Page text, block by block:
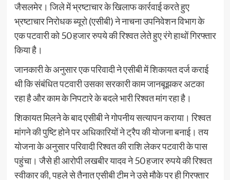
जैसलमेर। जिले में भ्रष्टाचार के खिलाफ कार्रवाई करते हुए
भ्रष्टाचार निरोधक ब्यूरो (एसीबी) ने नाचना उपनिवेशन विभाग के
एक पटवारी को 50 हजार रुपये की रिश्वत लेते हुए रंगे हाथों गिरफ्तार
किया है।
जानकारी के अनुसार एक परिवादी ने एसीबी में शिकायत दर्ज कराई
थी कि संबंधित पटवारी उसका सरकारी काम जानबूझकर अटका
रहा है और काम के निपटारे के बदले भारी रिश्वत मांग रहा है।
शिकायत मिलने के बाद एसीबी ने गोपनीय सत्यापन कराया। रिश्वत
मांगने की पुष्टि होने पर अधिकारियों ने ट्रैप की योजना बनाई। तय
योजना के अनुसार परिवादी रिश्वत की राशि लेकर पटवारी के पास
पहुंचा। जैसे ही आरोपी लखबीर यादव ने 50 हजार रुपये की रिश्वत
स्वीकार की, पहले से तैनात एसीबी टीम ने उसे मौके पर ही गिरफ्तार